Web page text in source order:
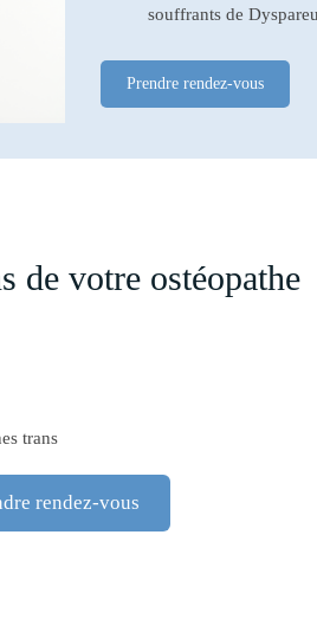
souffrants de
Prendre rendez-vous
de votre ostéopathe
trans
rendez-vous